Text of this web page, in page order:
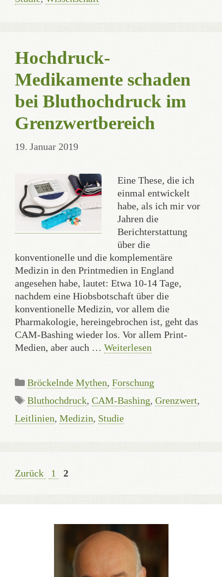
Hochdruck-
Medikamente schaden
bei Bluthochdruck im
Grenzwertbereich
19. Januar 2019
Eine These, die ich
einmal entwickelt
habe, als ich mir vor
Jahren die
Berichterstattung
über die
konventionelle und die komplementäre
Medizin in den Printmedien in England
angesehen habe, lautet: Etwa 10-14 Tage,
nachdem eine Hiobsbotschaft über die
konventionelle Medizin, vor allem die
Pharmakologie, hereingebrochen ist, geht das
CAM-Bashing wieder los. Vor allem Print-
Medien, aber auch … Weiterlesen
Kategorien
Bröckelnde Mythen, Forschung
Schlagwörter
Bluthochdruck, CAM-Bashing, Grenzwert,
Leitlinien, Medizin, Studie
Zurück Seite
1 Seite
2